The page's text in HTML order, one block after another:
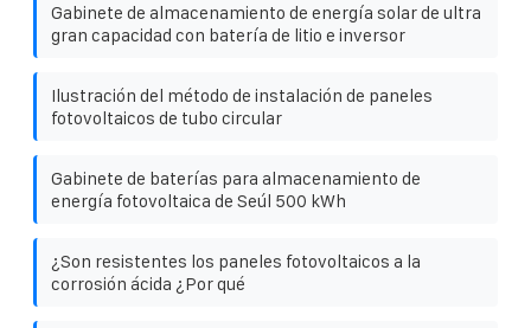
Gabinete de almacenamiento de energía solar de ultra
gran capacidad con batería de litio e inversor
Ilustración del método de instalación de paneles
fotovoltaicos de tubo circular
Gabinete de baterías para almacenamiento de
energía fotovoltaica de Seúl 500 kWh
¿Son resistentes los paneles fotovoltaicos a la
corrosión ácida ¿Por qué